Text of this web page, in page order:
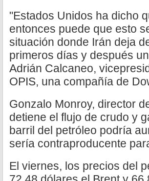
"Estados Unidos ha dicho
entonces puede que esto
situación donde Irán deja
primeros días y después
Adrián Calcaneo,
OPIS, una compañía de
Gonzalo Monroy, director
detiene el flujo de crudo y
barril del petróleo podría
sería contraproducente
El viernes, los precios del